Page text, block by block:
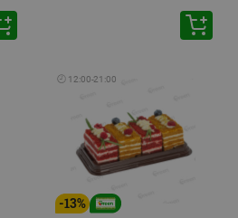
🕘 12:00-21:00
-13%